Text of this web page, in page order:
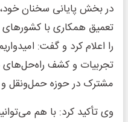
در بخش پایانی سخنان
تعمیق همکاری با
را اعلام کرد و گفت:
تجربیات و کشف راه‌حل‌های
مشترک در حوزه حمل‌ونقل و
وی تأکید کرد: با هم